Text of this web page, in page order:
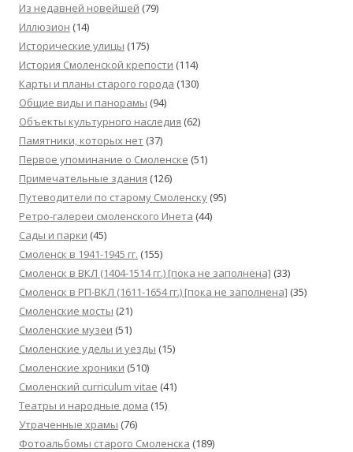
Из недавней новейшей (79)
Иллюзион (14)
Исторические улицы (175)
История Смоленской крепости (114)
Карты и планы старого города (130)
Общие виды и панорамы (94)
Объекты культурного наследия (62)
Памятники, которых нет (37)
Первое упоминание о Смоленске (51)
Примечательные здания (126)
Путеводители по старому Смоленску (95)
Ретро-галереи смоленского Инета (44)
Сады и парки (45)
Смоленск в 1941-1945 гг. (155)
Смоленск в ВКЛ (1404-1514 гг.) [пока не заполнена] (33)
Смоленск в РП-ВКЛ (1611-1654 гг.) [пока не заполнена] (35)
Смоленские мосты (21)
Смоленские музеи (51)
Смоленские уделы и уезды (15)
Смоленские хроники (510)
Смоленский сurriculum vitae (41)
Театры и народные дома (15)
Утраченные храмы (76)
Фотоальбомы старого Смоленска (189)